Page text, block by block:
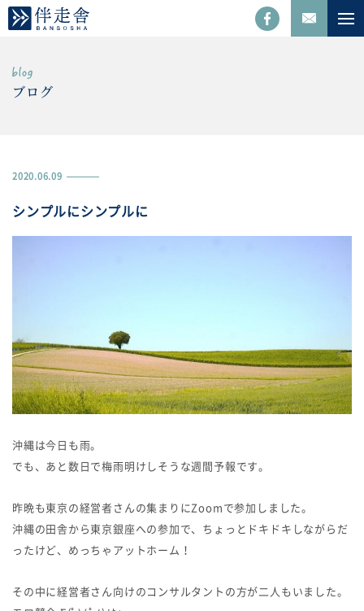
ブログ
2020.06.09
シンプルにシンプルに
沖縄は今日も雨。
でも、あと数日で梅雨明けしそうな週間予報です。
昨晩も東京の経営者さんの集まりにZoomで参加しました。
沖縄の田舎から東京銀座への参加で、ちょっとドキドキしながらだ
ったけど、めっちゃアットホーム！
その中に経営者さん向けのコンサルタントの方が二人もいました。